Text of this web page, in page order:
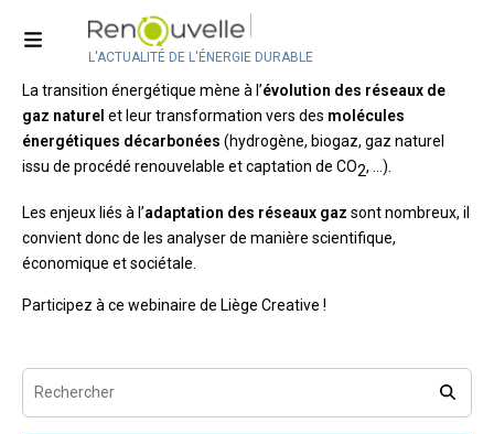
L'ACTUALITÉ DE L'ÉNERGIE DURABLE
Les réseaux de gaz demain : les
enjeux d’une conversion énergétique
La transition énergétique mène à l’évolution des réseaux de
gaz naturel et leur transformation vers des molécules
énergétiques décarbonées (hydrogène, biogaz, gaz naturel
issu de procédé renouvelable et captation de CO2, …).
Les enjeux liés à l’adaptation des réseaux gaz sont nombreux, il
convient donc de les analyser de manière scientifique,
économique et sociétale.
Participez à ce webinaire de Liège Creative !